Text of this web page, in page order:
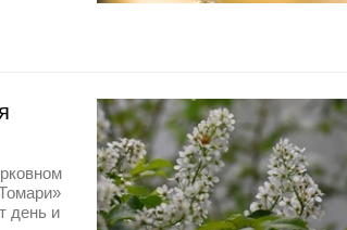
день и